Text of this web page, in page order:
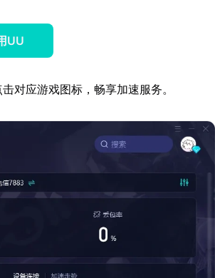
UU
对应游戏图标，畅享加速服务。